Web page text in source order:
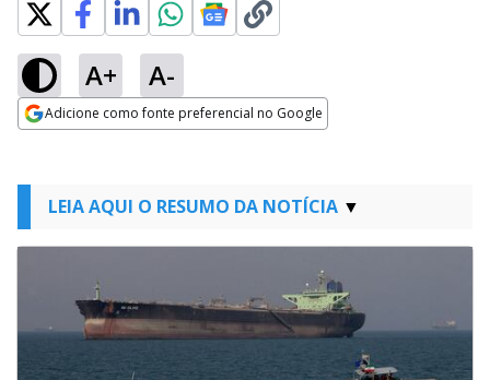
A+ A-
Adicione como fonte preferencial no Google
LEIA AQUI O RESUMO DA NOTÍCIA